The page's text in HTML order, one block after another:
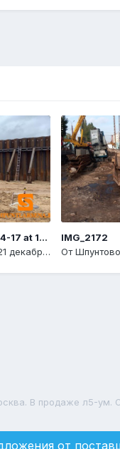
WhatsApp Image 2020-04-17 at 13.33.55
декабря, 2020
IMG_2172
От
В продаже л5-ум.
от